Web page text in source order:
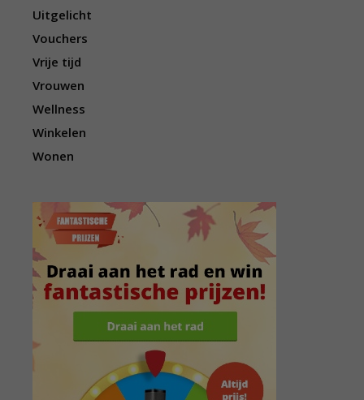
Uitgelicht
Vouchers
Vrije tijd
Vrouwen
Wellness
Winkelen
Wonen